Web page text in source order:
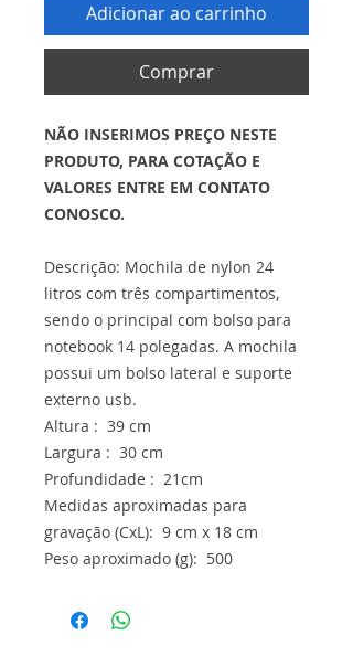
Adicionar ao carrinho
Comprar
NÃO INSERIMOS PREÇO NESTE
PRODUTO, PARA COTAÇÃO E
VALORES ENTRE EM CONTATO
CONOSCO.
Descrição: Mochila de nylon 24
litros com três compartimentos,
sendo o principal com bolso para
notebook 14 polegadas. A mochila
possui um bolso lateral e suporte
externo usb.
Altura : 39 cm
Largura : 30 cm
Profundidade : 21cm
Medidas aproximadas para
gravação (CxL): 9 cm x 18 cm
Peso aproximado (g): 500